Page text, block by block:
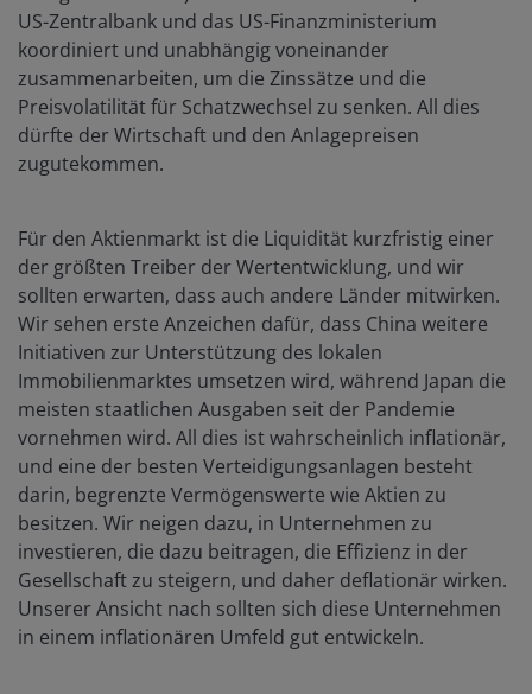
US-Zentralbank und das US-Finanzministerium
koordiniert und unabhängig voneinander
zusammenarbeiten, um die Zinssätze und die
Preisvolatilität für Schatzwechsel zu senken. All dies
dürfte der Wirtschaft und den Anlagepreisen
zugutekommen.
Für den Aktienmarkt ist die Liquidität kurzfristig einer
der größten Treiber der Wertentwicklung, und wir
sollten erwarten, dass auch andere Länder mitwirken.
Wir sehen erste Anzeichen dafür, dass China weitere
Initiativen zur Unterstützung des lokalen
Immobilienmarktes umsetzen wird, während Japan die
meisten staatlichen Ausgaben seit der Pandemie
vornehmen wird. All dies ist wahrscheinlich inflationär,
und eine der besten Verteidigungsanlagen besteht
darin, begrenzte Vermögenswerte wie Aktien zu
besitzen. Wir neigen dazu, in Unternehmen zu
investieren, die dazu beitragen, die Effizienz in der
Gesellschaft zu steigern, und daher deflationär wirken.
Unserer Ansicht nach sollten sich diese Unternehmen
in einem inflationären Umfeld gut entwickeln.